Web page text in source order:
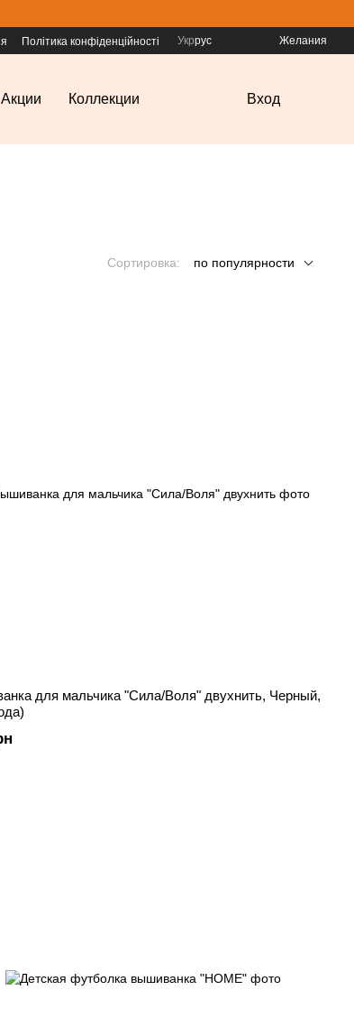
Політика конфіденційності Укррус Желания
Акции Коллекции Вход
Сортировка: по популярности
для мальчика "Сила/Воля" двухнить, Черный,